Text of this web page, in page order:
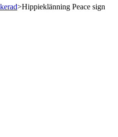
>Hippieklänning Peace sign